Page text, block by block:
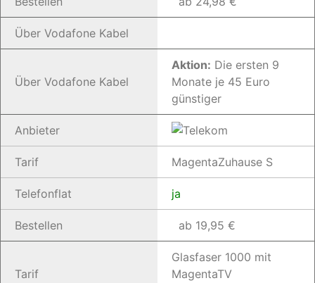
Über Vodafone Kabel
Über Vodafone Kabel
Aktion: Die ersten 9
Monate je 45 Euro
günstiger
Anbieter
Tarif MagentaZuhause S
Telefonflat ja
Bestellen ab 19,95 €
Tarif
Glasfaser 1000 mit
MagentaTV